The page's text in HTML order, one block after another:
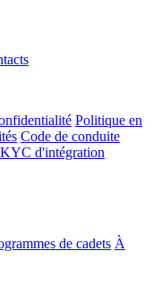
Politique en
Code de conduite
d'intégration
de cadets À